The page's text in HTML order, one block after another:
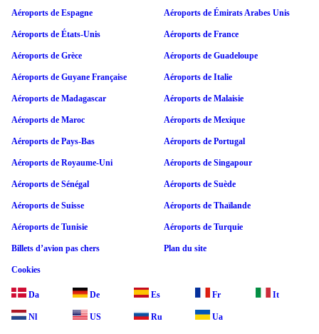
Aéroports de Espagne Aéroports de Émirats Arabes Unis
Aéroports de États-Unis Aéroports de France
Aéroports de Grèce Aéroports de Guadeloupe
Aéroports de Guyane Française Aéroports de Italie
Aéroports de Madagascar Aéroports de Malaisie
Aéroports de Maroc Aéroports de Mexique
Aéroports de Pays-Bas Aéroports de Portugal
Aéroports de Royaume-Uni Aéroports de Singapour
Aéroports de Sénégal Aéroports de Suède
Aéroports de Suisse Aéroports de Thaïlande
Aéroports de Tunisie Aéroports de Turquie
Billets d’avion pas chers Plan du site
Cookies
Da De Es Fr It
Nl US Ru Ua